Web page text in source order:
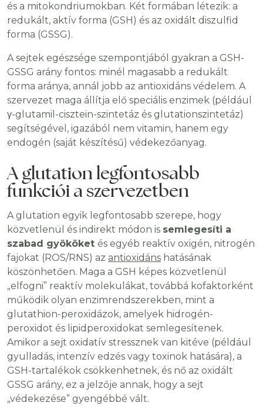
és a mitokondriumokban. Két formában létezik: a
redukált, aktív forma (GSH) és az oxidált diszulfid
forma (GSSG).
A sejtek egészsége szempontjából gyakran a GSH-
GSSG arány fontos: minél magasabb a redukált
forma aránya, annál jobb az antioxidáns védelem. A
szervezet maga állítja elő speciális enzimek (például
γ-glutamil-cisztein-szintetáz és glutationszintetáz)
segítségével, igazából nem vitamin, hanem egy
endogén (saját készítésű) védekezőanyag.
A glutation legfontosabb
funkciói a szervezetben
A glutation egyik legfontosabb szerepe, hogy
közvetlenül és indirekt módon is semlegesíti a
szabad gyököket és egyéb reaktív oxigén, nitrogén
fajokat (ROS/RNS) az antioxidáns hatásának
köszönhetően. Maga a GSH képes közvetlenül
„elfogni” reaktív molekulákat, továbbá kofaktorként
működik olyan enzimrendszerekben, mint a
glutathion-peroxidázok, amelyek hidrogén-
peroxidot és lipidperoxidokat semlegesítenek.
Amikor a sejt oxidatív stressznek van kitéve (például
gyulladás, intenzív edzés vagy toxinok hatására), a
GSH-tartalékok csökkenhetnek, és nő az oxidált
GSSG arány, ez a jelzője annak, hogy a sejt
„védekezése” gyengébbé vált.